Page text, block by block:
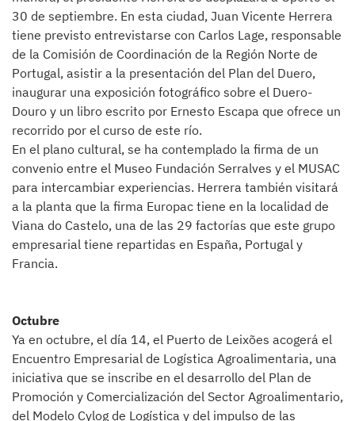
30 de septiembre. En esta ciudad, Juan Vicente Herrera
tiene previsto entrevistarse con Carlos Lage, responsable
de la Comisión de Coordinación de la Región Norte de
Portugal, asistir a la presentación del Plan del Duero,
inaugurar una exposición fotográfico sobre el Duero-
Douro y un libro escrito por Ernesto Escapa que ofrece un
recorrido por el curso de este río.
En el plano cultural, se ha contemplado la firma de un
convenio entre el Museo Fundación Serralves y el MUSAC
para intercambiar experiencias. Herrera también visitará
a la planta que la firma Europac tiene en la localidad de
Viana do Castelo, una de las 29 factorías que este grupo
empresarial tiene repartidas en España, Portugal y
Francia.
Octubre
Ya en octubre, el día 14, el Puerto de Leixões acogerá el
Encuentro Empresarial de Logística Agroalimentaria, una
iniciativa que se inscribe en el desarrollo del Plan de
Promoción y Comercialización del Sector Agroalimentario,
del Modelo Cylog de Logística y del impulso de las